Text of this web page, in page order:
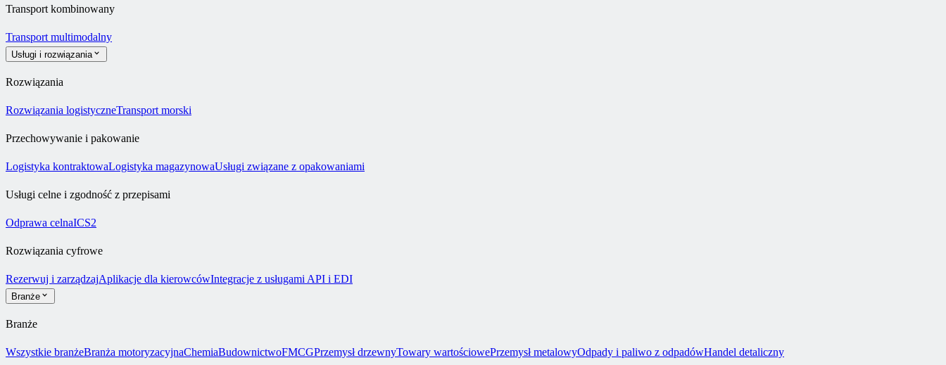
Transport kombinowany
Transport multimodalny
Usługi i rozwiązania
Rozwiązania
Rozwiązania logistyczneTransport morski
Przechowywanie i pakowanie
Logistyka kontraktowaLogistyka magazynowaUsługi związane z opakowaniami
Usługi celne i zgodność z przepisami
Odprawa celnaICS2
Rozwiązania cyfrowe
Rezerwuj i zarządzajAplikacje dla kierowcówIntegracje z usługami API i EDI
Branże
Branże
Wszystkie branżeBranża motoryzacyjnaChemiaBudownictwoFMCGPrzemysł drzewnyTowary wartościowePrzemysł metalowyOdpady i paliwo z odpadówHandel detaliczny